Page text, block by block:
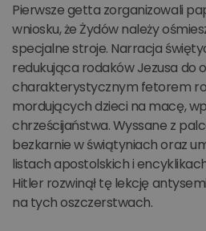
Pierwsze getta zorganizowali
wniosku, że Żydów należy
specjalne stroje. Narracja
redukująca rodaków Jezusa do
charakterystycznym fetorem
mordujących dzieci na macę,
chrześcijaństwa. Wyssane z
bezkarnie w świątyniach oraz
listach apostolskich i
Hitler rozwinął tę lekcję
na tych oszczerstwach.